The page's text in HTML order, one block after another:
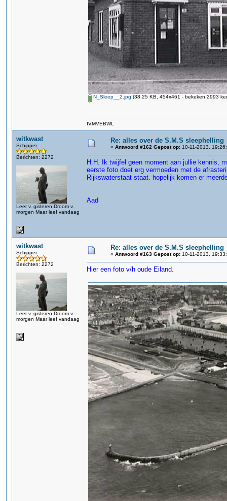
N_Sleep__2.jpg (38.25 KB, 454x461 - bekeken 2993
IVMVEBWL
witkwast
Schipper
Berichten: 2272
Leer v. gisteren Droom v.
morgen Maar leef vandaag
Re: alles over de S.M.S sleephelling
« Antwoord #162 Gepost op: 10-11-2013,
H.H. Ik twijfel geen moment aan jullie kennis,
eerste foto doet erg vermoeden met de
Rijkswaterstaat staat. hopelijk komen er
Aad
witkwast
Schipper
Berichten: 2272
Leer v. gisteren Droom v.
morgen Maar leef vandaag
Re: alles over de S.M.S sleephelling
« Antwoord #163 Gepost op: 10-11-2013,
Hier een foto v/h oude Eiland.